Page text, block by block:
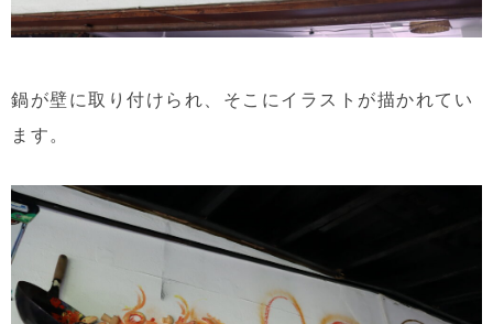
鍋が壁に取り付けられ、そこにイラストが描かれてい
ます。